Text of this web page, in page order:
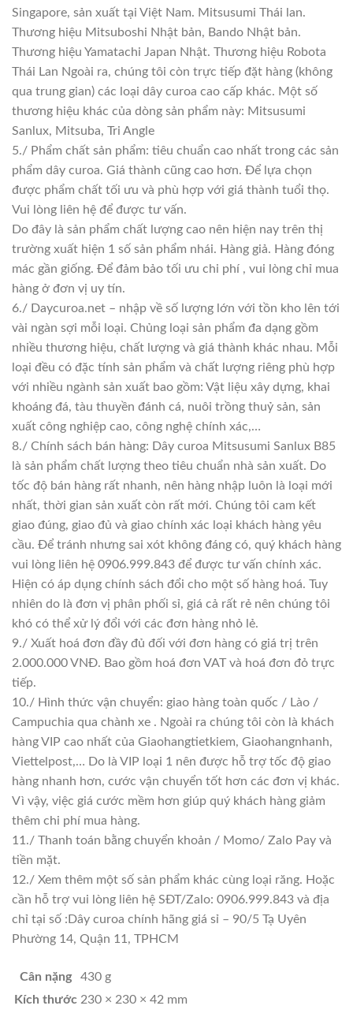
Singapore, sản xuất tại Việt Nam. Mitsusumi Thái lan.
Thương hiệu Mitsuboshi Nhật bản, Bando Nhật bản.
Thương hiệu Yamatachi Japan Nhật. Thương hiệu Robota
Thái Lan Ngoài ra, chúng tôi còn trực tiếp đặt hàng (không
qua trung gian) các loại dây curoa cao cấp khác. Một số
thương hiệu khác của dòng sản phẩm này: Mitsusumi
Sanlux, Mitsuba, Tri Angle
5./ Phẩm chất sản phẩm: tiêu chuẩn cao nhất trong các sản
phẩm dây curoa. Giá thành cũng cao hơn. Để lựa chọn
được phẩm chất tối ưu và phù hợp với giá thành tuổi thọ.
Vui lòng liên hệ để được tư vấn.
Do đây là sản phẩm chất lượng cao nên hiện nay trên thị
trường xuất hiện 1 số sản phẩm nhái. Hàng giả. Hàng đóng
mác gần giống. Để đảm bảo tối ưu chi phí , vui lòng chỉ mua
hàng ở đơn vị uy tín.
6./ Daycuroa.net – nhập về số lượng lớn với tồn kho lên tới
vài ngàn sợi mỗi loại. Chủng loại sản phẩm đa dạng gồm
nhiều thương hiệu, chất lượng và giá thành khác nhau. Mỗi
loại đều có đặc tính sản phẩm và chất lượng riêng phù hợp
với nhiều ngành sản xuất bao gồm: Vật liệu xây dựng, khai
khoáng đá, tàu thuyền đánh cá, nuôi trồng thuỷ sản, sản
xuất công nghiệp cao, công nghệ chính xác,…
8./ Chính sách bán hàng: Dây curoa Mitsusumi Sanlux B85
là sản phẩm chất lượng theo tiêu chuẩn nhà sản xuất. Do
tốc độ bán hàng rất nhanh, nên hàng nhập luôn là loại mới
nhất, thời gian sản xuất còn rất mới. Chúng tôi cam kết
giao đúng, giao đủ và giao chính xác loại khách hàng yêu
cầu. Để tránh nhưng sai xót không đáng có, quý khách hàng
vui lòng liên hệ 0906.999.843 để được tư vấn chính xác.
Hiện có áp dụng chính sách đổi cho một số hàng hoá. Tuy
nhiên do là đơn vị phân phối sỉ, giá cả rất rẻ nên chúng tôi
khó có thể xử lý đổi với các đơn hàng nhỏ lẻ.
9./ Xuất hoá đơn đầy đủ đối với đơn hàng có giá trị trên
2.000.000 VNĐ. Bao gồm hoá đơn VAT và hoá đơn đỏ trực
tiếp.
10./ Hình thức vận chuyển: giao hàng toàn quốc / Lào /
Campuchia qua chành xe . Ngoài ra chúng tôi còn là khách
hàng VIP cao nhất của Giaohangtietkiem, Giaohangnhanh,
Viettelpost,… Do là VIP loại 1 nên được hỗ trợ tốc độ giao
hàng nhanh hơn, cước vận chuyển tốt hơn các đơn vị khác.
Vì vậy, việc giá cước mềm hơn giúp quý khách hàng giảm
thêm chi phí mua hàng.
11./ Thanh toán bằng chuyển khoản / Momo/ Zalo Pay và
tiền mặt.
12./ Xem thêm một số sản phẩm khác cùng loại răng. Hoặc
cần hỗ trợ vui lòng liên hệ SĐT/Zalo: 0906.999.843 và địa
chỉ tại số :Dây curoa chính hãng giá sỉ – 90/5 Tạ Uyên
Phường 14, Quận 11, TPHCM
Cân nặng
430 g
Kích thước 230 × 230 × 42 mm